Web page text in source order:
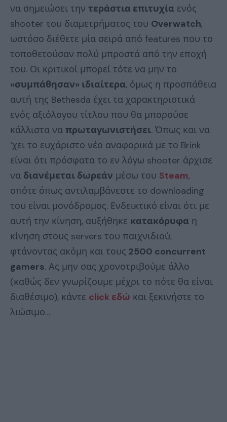
να σημειώσει την τεράστια επιτυχία ενός
shooter του διαμετρήματος του Overwatch,
ωστόσο διέθετε μία σειρά από features που το
τοποθετούσαν πολύ μπροστά από την εποχή
του. Οι κριτικοί μπορεί τότε να μην το
«συμπάθησαν» ιδιαίτερα, όμως η προσπάθεια
αυτή της Bethesda έχει τα χαρακτηριστικά
ενός αξιόλογου τίτλου που θα μπορούσε
κάλλιστα να πρωταγωνιστήσει. Όπως και να
‘χει το ευχάριστο νέο αναφορικά με το Brink
είναι ότι πρόσφατα το εν λόγω shooter άρχισε
να διανέμεται δωρεάν μέσω του Steam,
οπότε όπως αντιλαμβάνεστε το downloading
του είναι μονόδρομος. Ενδεικτικό είναι ότι με
αυτή την κίνηση, αυξήθηκε κατακόρυφα η
κίνηση στους servers του παιχνιδιού,
φτάνοντας ακόμη και τους 2500 concurrent
gamers. Ας μην σας χρονοτριβούμε άλλο
(καθώς δεν γνωρίζουμε μέχρι το πότε θα είναι
διαθέσιμο), κάντε click εδώ και ξεκινήστε το
λιώσιμο…